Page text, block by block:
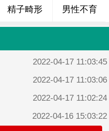
精子畸形 男性不育
2022-04-17 11:03:45
2022-04-17 11:03:06
2022-04-17 11:02:24
2022-04-16 15:03:22